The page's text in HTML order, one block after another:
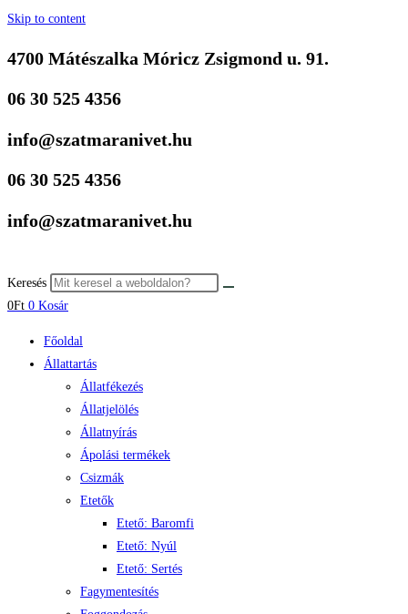
Skip to content
4700 Mátészalka Móricz Zsigmond u. 91.
06 30 525 4356
info@szatmaranivet.hu
06 30 525 4356
info@szatmaranivet.hu
Keresés
0Ft 0 Kosár
Főoldal
Állattartás
Állatfékezés
Állatjelölés
Állatnyírás
Ápolási termékek
Csizmák
Etetők
Etető: Baromfi
Etető: Nyúl
Etető: Sertés
Fagymentesítés